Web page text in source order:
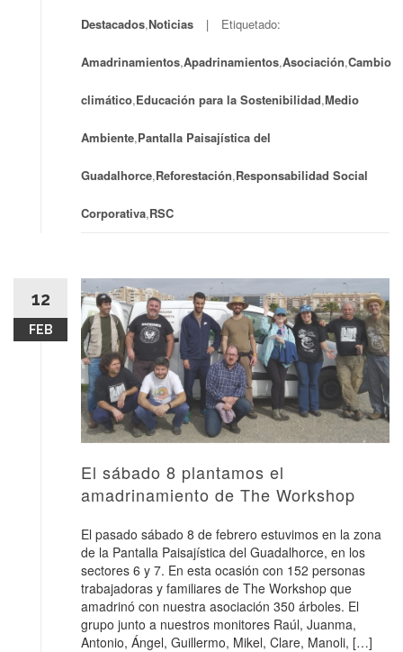
Destacados,Noticias Etiquetado:
Amadrinamientos,Apadrinamientos,Asociación,Cambio
climático,Educación para la Sostenibilidad,Medio
Ambiente,Pantalla Paisajística del
Guadalhorce,Reforestación,Responsabilidad Social
Corporativa,RSC
12
FEB
El sábado 8 plantamos el
amadrinamiento de The Workshop
El pasado sábado 8 de febrero estuvimos en la zona
de la Pantalla Paisajística del Guadalhorce, en los
sectores 6 y 7. En esta ocasión con 152 personas
trabajadoras y familiares de The Workshop que
amadrinó con nuestra asociación 350 árboles. El
grupo junto a nuestros monitores Raúl, Juanma,
Antonio, Ángel, Guillermo, Mikel, Clare, Manoli, […]